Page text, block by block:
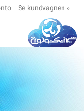
Se kundvagnen 0